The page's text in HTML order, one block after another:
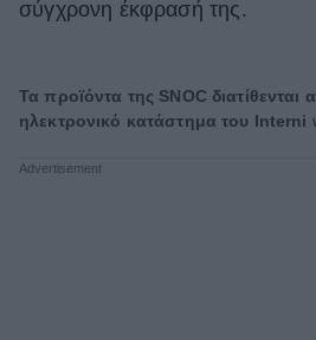
σύγχρονη έκφρασή της.
Τα προϊόντα της SNOC
ηλεκτρονικό κατάστημα του Interni